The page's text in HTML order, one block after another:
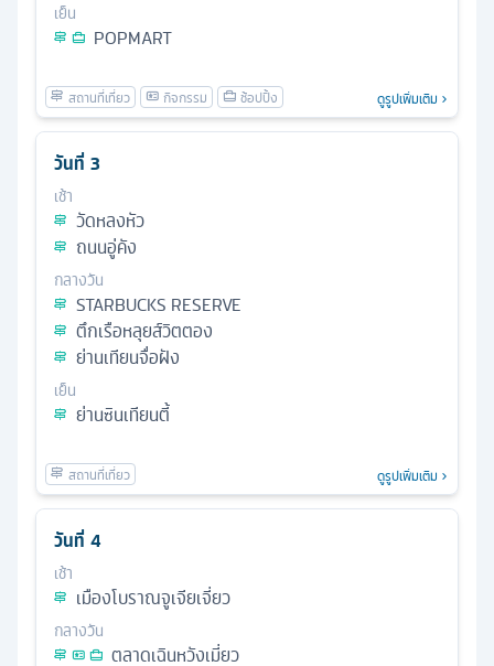
เย็น
POPMART
ดูรูปเพิ่มเติม
วันที่ 3
เช้า
วัดหลงหัว
ถนนอู่คัง
กลางวัน
STARBUCKS RESERVE
ตึกเรือหลุยส์วิตตอง
ย่านเทียนจื่อฝัง
เย็น
ย่านซินเทียนตี้
ดูรูปเพิ่มเติม
วันที่ 4
เช้า
เมืองโบราณจูเจียเจี่ยว
กลางวัน
ตลาดเฉินหวังเมี่ยว